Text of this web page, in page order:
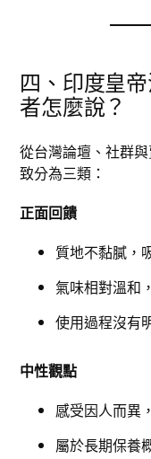
四、印度皇
者怎麼說？
從台灣論壇、社群
致分為三類：
正面回饋
質地不黏膩，
氣味相對溫和
使用過程沒有
中性觀點
感受因人而異
屬於長期保養